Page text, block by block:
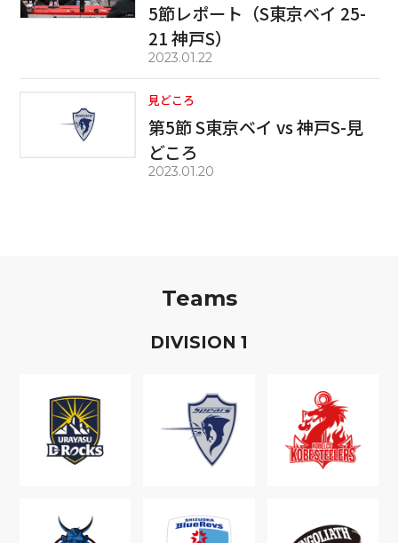
5節レポート（S東京ベイ 25-
21 神戸S）
2023.01.22
見どころ
第5節 S東京ベイ vs 神戸S-見
どころ
2023.01.20
Teams
DIVISION 1